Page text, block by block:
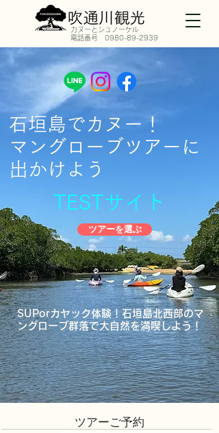
​カヌーとシュノーケル
​電話番号 0980-89-2939
石垣島でカヌー！
マングローブツアーに
​出かけよう
​TESTサイト
ツアーを選ぶ
SUPorカヤック体験！石垣島北西部のマ
ングローブ群落で大自然を満喫しよう！
​ツアーご予約